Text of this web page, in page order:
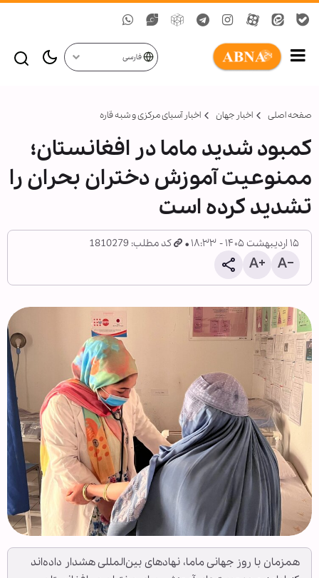
فارسی
صفحه اصلی اخبار جهان اخبار آسیای مرکزی و شبه قاره
کمبود شدید ماما در افغانستان؛
ممنوعیت آموزش دختران بحران را
تشدید کرده است
۱۵ اردیبهشت ۱۴۰۵ - ۱۸:۳۳ کد مطلب: 1810279
همزمان با روز جهانی ماما، نهادهای بین‌المللی هشدار داده‌اند